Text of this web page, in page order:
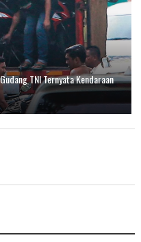
TNI Ternyata Kendaraan